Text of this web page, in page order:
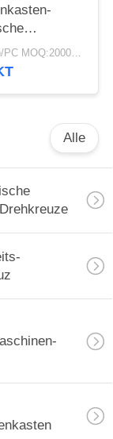
Thermo USD(0.06-1)/PC MOQ:2000pcs
Alle